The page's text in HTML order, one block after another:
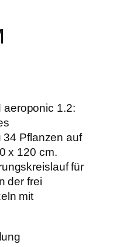
aeroponic 1.2:
34 Pflanzen auf
x 120 cm.
für
der frei
mit